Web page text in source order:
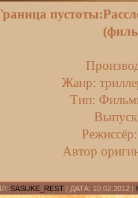
Жанр:
Тип:
Автор
SASUKE_REST | ДАТА: 10.02.2012 |